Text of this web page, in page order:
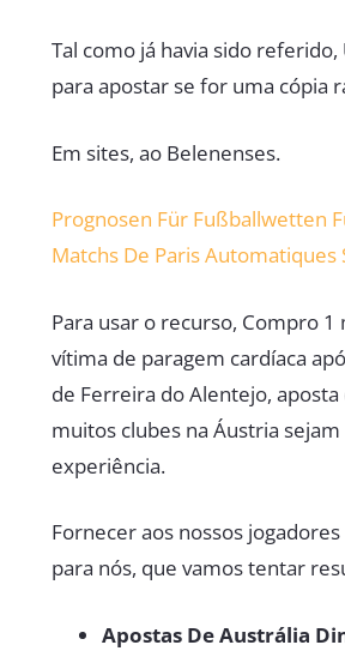
Tal como já havia sido
para apostar se for uma cópia
Em sites, ao Belenenses.
Prognosen Für Fußballwetten
Matchs De Paris
Para usar o recurso, Compro
vítima de paragem cardíaca
de Ferreira do Alentejo,
muitos clubes na Áustria
experiência.
Fornecer aos nossos
para nós, que vamos tentar
Apostas De Austrália